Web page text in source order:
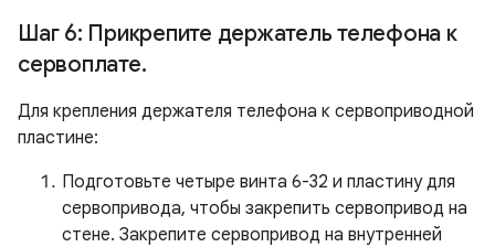
Шаг 6: Прикрепите держатель телефона к
сервоплате.
Для крепления держателя телефона к сервоприводной
пластине:
Подготовьте четыре винта 6-32 и пластину для
сервопривода, чтобы закрепить сервопривод на
стене. Закрепите сервопривод на внутренней